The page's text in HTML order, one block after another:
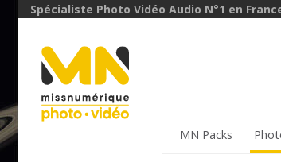
Spécialiste Photo Vidéo Audio N°1 en
MN Packs